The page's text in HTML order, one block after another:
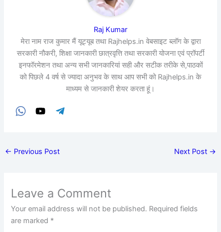
Raj Kumar
मेरा नाम राज कुमार मैं यूट्यूब तथा Rajhelps.in वेबसाइट ब्लॉग के द्वारा
सरकारी नौकरी, शिक्षा जानकारी छात्रवृत्ति तथा सरकारी योजना एवं प्रॉपर्टी
इनफॉरमेशन तथा अन्य सभी जानकारियां सही और सटीक तरीके से,पाठकों
को पिछले 4 वर्ष से ज्यादा अनुभव के साथ आप सभी को Rajhelps.in के
माध्यम से जानकारी शेयर करता हूं।
← Previous Post Next Post →
Leave a Comment
Your email address will not be published. Required fields
are marked *